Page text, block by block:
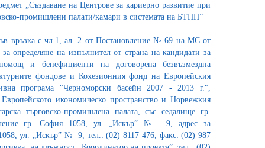
„Създаване на Центрове за кариерно развитие при
промишлени палати/камари в системата на БТПП”
връзка с чл.1, ал. 2 от Постановление № 69 на МС от
определяне на изпълнител от страна на кандидати за
и бенефициенти на договорена безвъзмездна
фондове и Кохезионния фонд на Европейския
програма "Черноморски басейн 2007 - 2013 г.",
икономическо пространство и Норвежкия
търговско-промишлена палата, със седалище гр.
гр. София 1058, ул. „Искър” № 9, адрес за
ул. „Искър” № 9, тел.: (02) 8117 476, факс: (02) 987